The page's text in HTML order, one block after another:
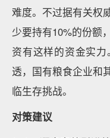
难度。不过据有关权
少要持有10%的份额
资有这样的资金实
透，国有粮食企业和
临生存挑战。
对策建议